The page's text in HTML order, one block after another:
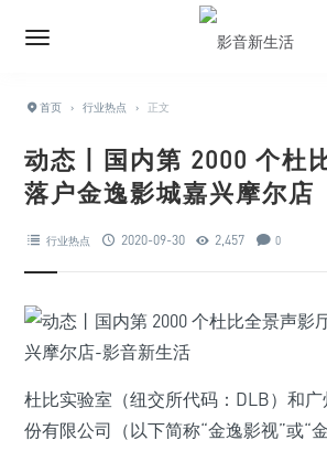
首页 › 行业热点 › 正文
动态丨国内第 2000 个杜
落户金逸影城嘉兴摩尔店
行业热点 2020-09-30 2,457 0
杜比实验室（纽交所代码：DLB）和
份有限公司（以下简称“金逸影视”或“